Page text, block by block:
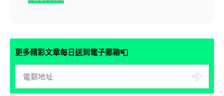
更多精彩文章每日送到電子郵箱📮